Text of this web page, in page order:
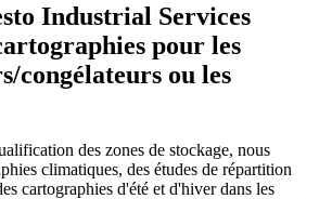
Industrial Services
pour les
congélateurs ou les
des zones de stockage, nous
climatiques, des études de répartition
cartographies d'été et d'hiver dans les